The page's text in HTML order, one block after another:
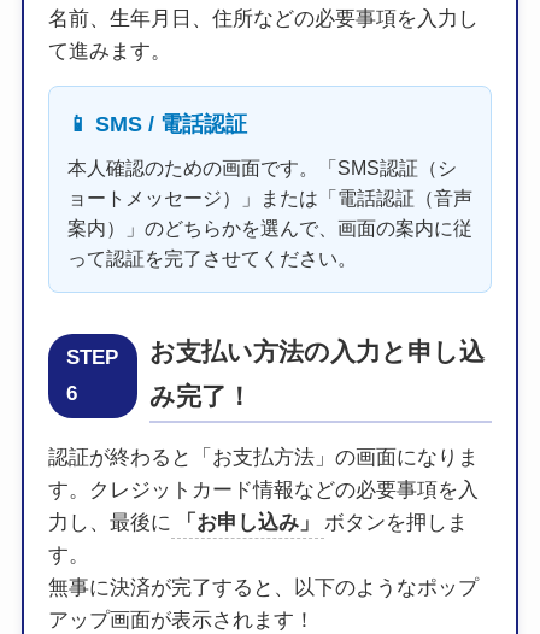
名前、生年月日、住所などの必要事項を入力し
て進みます。
📱 SMS / 電話認証
本人確認のための画面です。「SMS認証（シ
ョートメッセージ）」または「電話認証（音声
案内）」のどちらかを選んで、画面の案内に従
って認証を完了させてください。
STEP
6
お支払い方法の入力と申し込
み完了！
認証が終わると「お支払方法」の画面になりま
す。クレジットカード情報などの必要事項を入
力し、最後に
「お申し込み」
ボタンを押しま
す。
無事に決済が完了すると、以下のようなポップ
アップ画面が表示されます！